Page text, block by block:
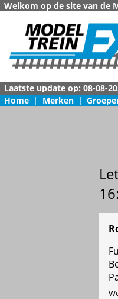
Welkom op de site van de
Home | Merken |